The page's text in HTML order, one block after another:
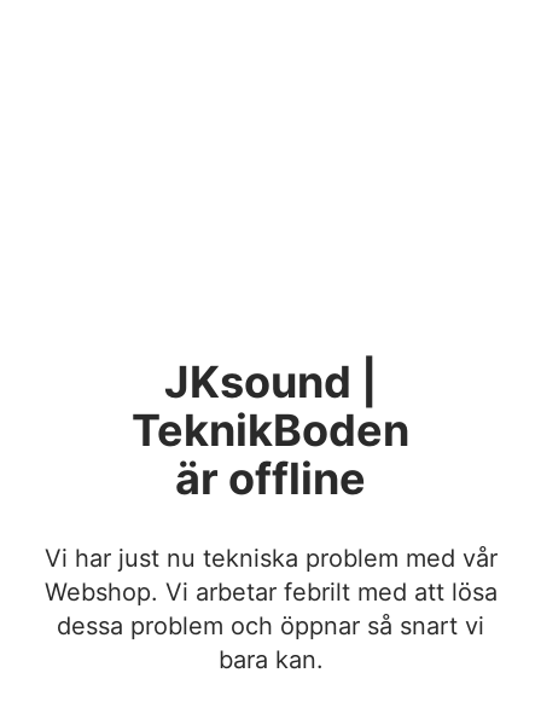
JKsound |
TeknikBoden
är offline
Vi har just nu tekniska problem med vår
Webshop. Vi arbetar febrilt med att lösa
dessa problem och öppnar så snart vi
bara kan.